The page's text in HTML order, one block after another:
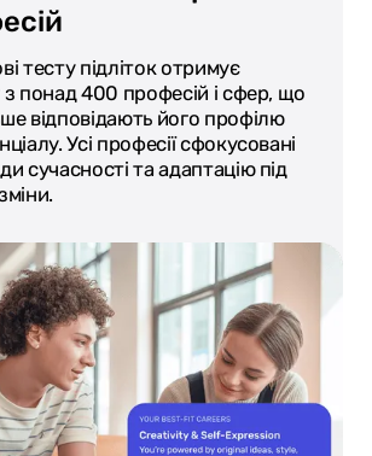
тесту підліток отримує
з понад 400 професій і сфер, що
відповідають його профілю
Усі професії сфокусовані
сучасності та адаптацію під